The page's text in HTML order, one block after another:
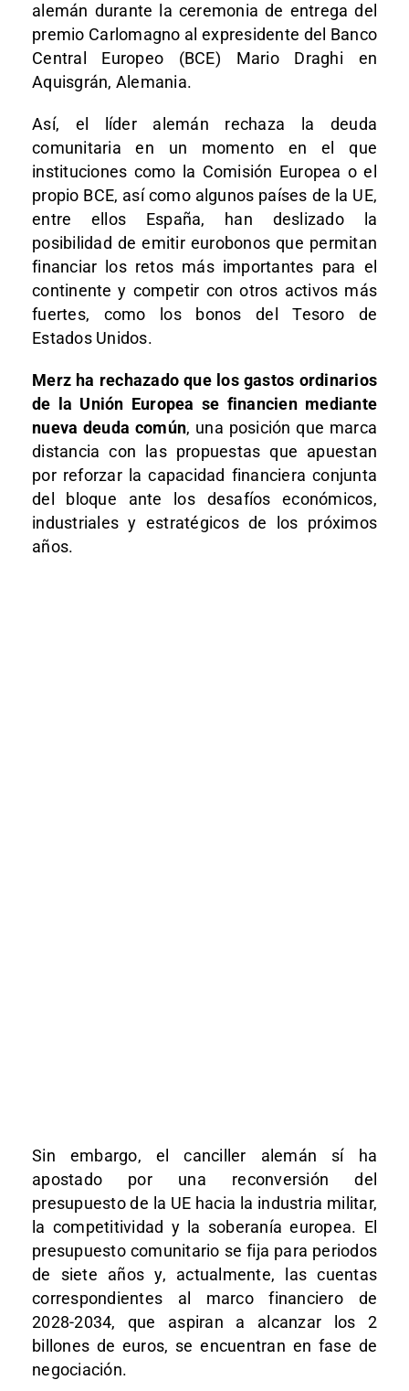
alemán durante la ceremonia de entrega del
premio Carlomagno al expresidente del Banco
Central Europeo (BCE) Mario Draghi en
Aquisgrán, Alemania.
Así, el líder alemán rechaza la deuda
comunitaria en un momento en el que
instituciones como la Comisión Europea o el
propio BCE, así como algunos países de la UE,
entre ellos España, han deslizado la
posibilidad de emitir eurobonos que permitan
financiar los retos más importantes para el
continente y competir con otros activos más
fuertes, como los bonos del Tesoro de
Estados Unidos.
Merz ha rechazado que los gastos ordinarios
de la Unión Europea se financien mediante
nueva deuda común, una posición que marca
distancia con las propuestas que apuestan
por reforzar la capacidad financiera conjunta
del bloque ante los desafíos económicos,
industriales y estratégicos de los próximos
años.
Sin embargo, el canciller alemán sí ha
apostado por una reconversión del
presupuesto de la UE hacia la industria militar,
la competitividad y la soberanía europea. El
presupuesto comunitario se fija para periodos
de siete años y, actualmente, las cuentas
correspondientes al marco financiero de
2028-2034, que aspiran a alcanzar los 2
billones de euros, se encuentran en fase de
negociación.